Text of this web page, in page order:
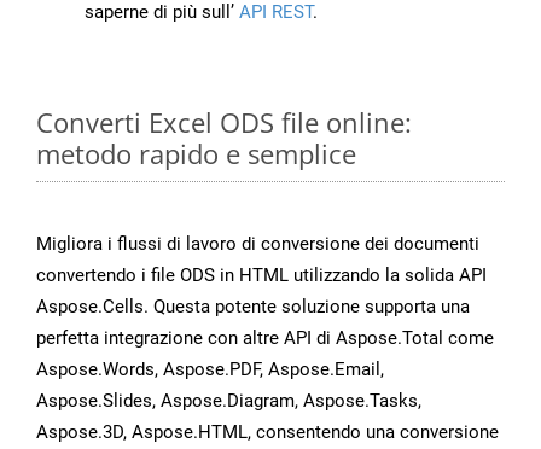
saperne di più sull’ API REST.
Converti Excel ODS file online:
metodo rapido e semplice
Migliora i flussi di lavoro di conversione dei documenti
convertendo i file ODS in HTML utilizzando la solida API
Aspose.Cells. Questa potente soluzione supporta una
perfetta integrazione con altre API di Aspose.Total come
Aspose.Words, Aspose.PDF, Aspose.Email,
Aspose.Slides, Aspose.Diagram, Aspose.Tasks,
Aspose.3D, Aspose.HTML, consentendo una conversione